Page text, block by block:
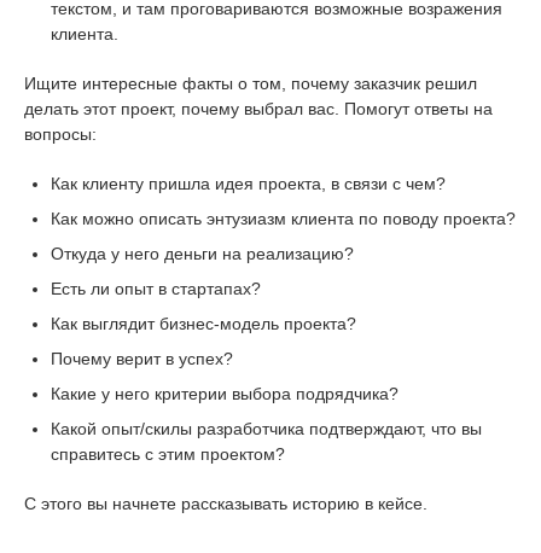
текстом, и там проговариваются возможные возражения
клиента.
Ищите интересные факты о том, почему заказчик решил
делать этот проект, почему выбрал вас. Помогут ответы на
вопросы:
Как клиенту пришла идея проекта, в связи с чем?
Как можно описать энтузиазм клиента по поводу проекта?
Откуда у него деньги на реализацию?
Есть ли опыт в стартапах?
Как выглядит бизнес-модель проекта?
Почему верит в успех?
Какие у него критерии выбора подрядчика?
Какой опыт/скилы разработчика подтверждают, что вы
справитесь с этим проектом?
С этого вы начнете рассказывать историю в кейсе.